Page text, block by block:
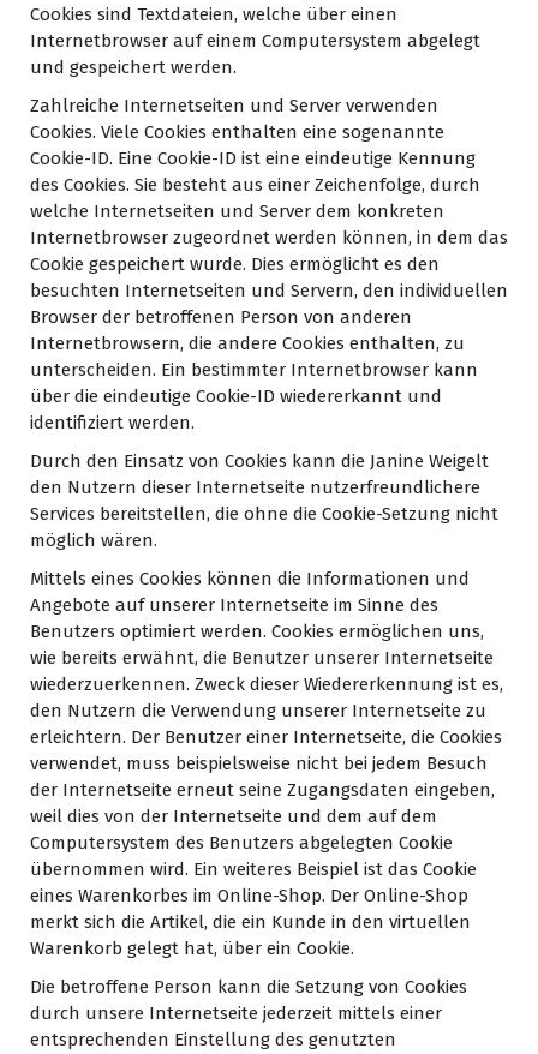
Cookies sind Textdateien, welche über einen
Internetbrowser auf einem Computersystem abgelegt
und gespeichert werden.
Zahlreiche Internetseiten und Server verwenden
Cookies. Viele Cookies enthalten eine sogenannte
Cookie-ID. Eine Cookie-ID ist eine eindeutige Kennung
des Cookies. Sie besteht aus einer Zeichenfolge, durch
welche Internetseiten und Server dem konkreten
Internetbrowser zugeordnet werden können, in dem das
Cookie gespeichert wurde. Dies ermöglicht es den
besuchten Internetseiten und Servern, den individuellen
Browser der betroffenen Person von anderen
Internetbrowsern, die andere Cookies enthalten, zu
unterscheiden. Ein bestimmter Internetbrowser kann
über die eindeutige Cookie-ID wiedererkannt und
identifiziert werden.
Durch den Einsatz von Cookies kann die Janine Weigelt
den Nutzern dieser Internetseite nutzerfreundlichere
Services bereitstellen, die ohne die Cookie-Setzung nicht
möglich wären.
Mittels eines Cookies können die Informationen und
Angebote auf unserer Internetseite im Sinne des
Benutzers optimiert werden. Cookies ermöglichen uns,
wie bereits erwähnt, die Benutzer unserer Internetseite
wiederzuerkennen. Zweck dieser Wiedererkennung ist es,
den Nutzern die Verwendung unserer Internetseite zu
erleichtern. Der Benutzer einer Internetseite, die Cookies
verwendet, muss beispielsweise nicht bei jedem Besuch
der Internetseite erneut seine Zugangsdaten eingeben,
weil dies von der Internetseite und dem auf dem
Computersystem des Benutzers abgelegten Cookie
übernommen wird. Ein weiteres Beispiel ist das Cookie
eines Warenkorbes im Online-Shop. Der Online-Shop
merkt sich die Artikel, die ein Kunde in den virtuellen
Warenkorb gelegt hat, über ein Cookie.
Die betroffene Person kann die Setzung von Cookies
durch unsere Internetseite jederzeit mittels einer
entsprechenden Einstellung des genutzten